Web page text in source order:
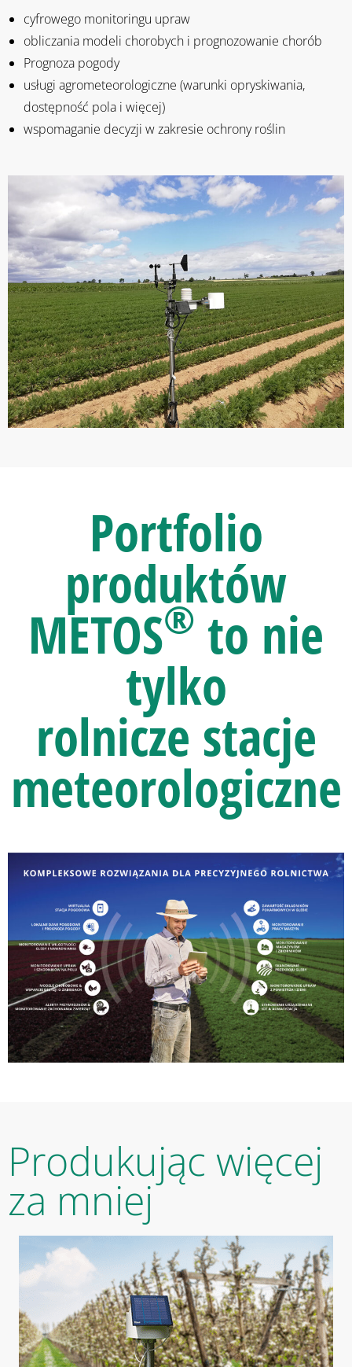
cyfrowego monitoringu upraw
obliczania modeli chorobych i prognozowanie chorób
Prognoza pogody
usługi agrometeorologiczne (warunki opryskiwania,
dostępność pola i więcej)
wspomaganie decyzji w zakresie ochrony roślin
Portfolio
produktów
METOS® to nie
tylko
rolnicze stacje
meteorologiczne
Produkując więcej
za mniej